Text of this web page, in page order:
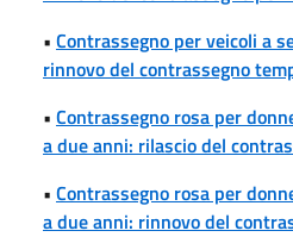
• Contrassegno per veicoli a
rinnovo del contrassegno
• Contrassegno rosa per
a due anni: rilascio del
• Contrassegno rosa per
a due anni: rinnovo del